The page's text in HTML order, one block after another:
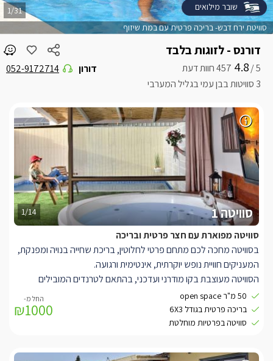
דורנס - לזוגות בלבד
5 /
4.8
3 סוויטות בבן עמי בגליל המערבי
דורון 052-9172714
סוויטת ירח דבש- בריכה פרטית עם במת שיזוף
1/31 שובר מילואים
1/14 סוויטה 1
סוויטה מפוארת עם חצר פרטית ובריכה
בסוויטה מחכה לכם מתחם פרטי לחלוטין, בריכת שחייה בנויה ומפנקת,
המעניקים חוויית נופש יוקרתית, אינטימית ורגועה.
הסוויטה מעוצבת בקו מודרני ועדכני, בהתאם לטרנדים המובילים
בעולם העיצוב, מאובזרת ברמה גבוהה ומוקפת גדר איכותית לשמירה
מרבית על פרטיות האורחים.
בחלל הפנים תיהנו ממיטה זוגית מפנקת, שידות תואמות משני צידיה,
היוקרה והפינוק. לרשותכם טלוויזיה חכמה עם סטרימר מובנה וערוצי
50 מ"ר open space
בריכה פרטית בגודל 6X3
סוויטה בפרטיות מוחלטת
₪1000